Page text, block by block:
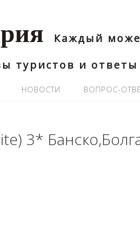
Каждый
туристов и
НОВОСТИ ВОПРОС-
3*